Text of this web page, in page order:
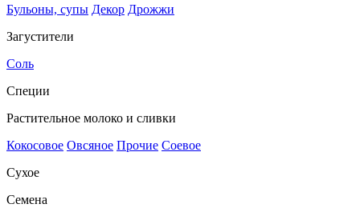
Бульоны, супы Декор Дрожжи
Загустители
Соль
Специи
Растительное молоко и сливки
Кокосовое Овсяное Прочие Соевое
Сухое
Семена